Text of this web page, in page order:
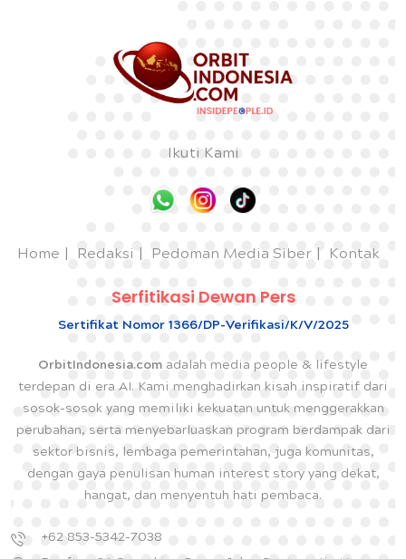
Ikuti Kami
Home Redaksi Pedoman Media Siber Kontak
Serfitikasi Dewan Pers
Sertifikat Nomor 1366/DP-Verifikasi/K/V/2025
OrbitIndonesia.com adalah media people & lifestyle
terdepan di era AI. Kami menghadirkan kisah inspiratif dari
sosok-sosok yang memiliki kekuatan untuk menggerakkan
perubahan, serta menyebarluaskan program berdampak dari
sektor bisnis, lembaga pemerintahan, juga komunitas,
dengan gaya penulisan human interest story yang dekat,
hangat, dan menyentuh hati pembaca.
+62 853-5342-7038